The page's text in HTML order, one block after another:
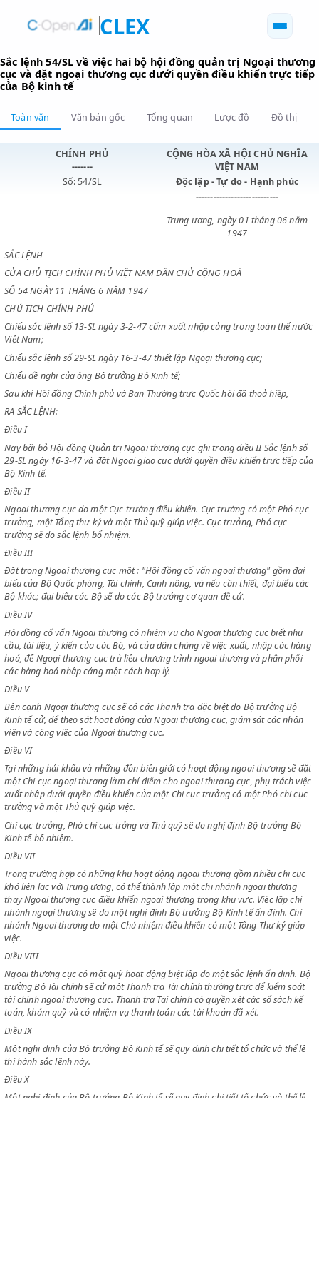
CLEX
Sắc lệnh 54/SL về việc hai bộ hội đồng quản trị Ngoại
cục và đặt ngoại thương cục dưới quyền điều khiển
của Bộ kinh tế
Toàn văn
CHÍNH PHỦ
-------
CỘNG HÒA XÃ HỘI CHỦ
VIỆT NAM
Độc lập - Tự do - Hạnh
----------------------------
SẮC LỆNH
CỦA CHỦ TỊCH CHÍNH PHỦ VIỆT NAM DÂN CHỦ CỘNG HOÀ
SỐ 54 NGÀY 11 THÁNG 6 NĂM 1947
CHỦ TỊCH CHÍNH PHỦ
Chiểu sắc lệnh số 13-SL ngày 3-2-47 cấm xuất nhập cảng trong toàn
Việt Nam;
Chiểu sắc lệnh số 29-SL ngày 16-3-47 thiết lập Ngoại thương cục;
Chiểu đề nghị của ông Bộ trưởng Bộ Kinh tế;
RA SẮC LỆNH:
Điều I
Nay bãi bỏ Hội đồng Quản trị Ngoại thương cục ghi trong điều II Sắc
29-SL ngày 16-3-47 và đặt Ngoại giao cục dưới quyền điều khiển trực
Bộ Kinh tế.
Điều II
Ngoại thương cục do một Cục trưởng điều khiển. Cục trưởng có một
trưởng, một Tổng thư ký và một Thủ quỹ giúp việc. Cục trưởng, Phó cục
trưởng sẽ do sắc lệnh bổ nhiệm.
Điều III
Đặt trong Ngoại thương cục một : "Hội đồng cố vấn ngoại thương"
biểu của Bộ Quốc phòng, Tài chính, Canh nông, và nếu cần thiết, đại
Bộ khác; đại biểu các Bộ sẽ do các Bộ trưởng cơ quan đề cử.
Điều IV
Hội đồng cố vấn Ngoại thương có nhiệm vụ cho Ngoại thương cục
cầu, tài liệu, ý kiến của các Bộ, và của dân chúng về việc xuất, nhập
hoá, để Ngoại thương cục trù liệu chương trình ngoại thương và phân
các hàng hoá nhập cảng một cách hợp lý.
Điều V
Bên cạnh Ngoại thương cục sẽ có các Thanh tra đặc biệt do Bộ trưởng
Kinh tế cử, để theo sát hoạt động của Ngoại thương cục, giám sát các
viên và công việc của Ngoại thương cục.
Điều VI
Tại những hải khẩu và những đồn biên giới có hoạt động ngoại thương
một Chi cục ngoại thương làm chỉ điểm cho ngoại thương cục, phụ
xuất nhập dưới quyền điều khiển của một Chi cục trưởng có một Phó
trưởng và một Thủ quỹ giúp việc.
Chi cục trưởng, Phó chi cục trởng và Thủ quỹ sẽ do nghị định Bộ
Kinh tế bổ nhiệm.
Điều VII
Trong trường hợp có những khu hoạt động ngoại thương gồm nhiều
khó liên lạc với Trung ương, có thể thành lập một chi nhánh ngoại
thay Ngoại thương cục điều khiển ngoại thương trong khu vực. Việc
nhánh ngoại thương sẽ do một nghị định Bộ trưởng Bộ Kinh tế ấn
nhánh Ngoại thương do một Chủ nhiệm điều khiển có một Tổng Thư
việc.
Điều VIII
Ngoại thương cục có một quỹ hoạt động biệt lập do một sắc lệnh ấn
trưởng Bộ Tài chính sẽ cử một Thanh tra Tài chính thường trực để